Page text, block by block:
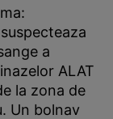
a
ALAT
la zona de
Un bolnav